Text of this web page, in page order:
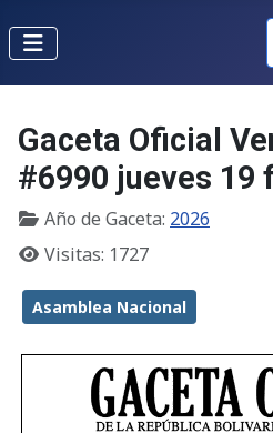
Gaceta Oficial
#6990 jueves 19
Año de Gaceta: 2026
Visitas: 1727
Asamblea Nacional